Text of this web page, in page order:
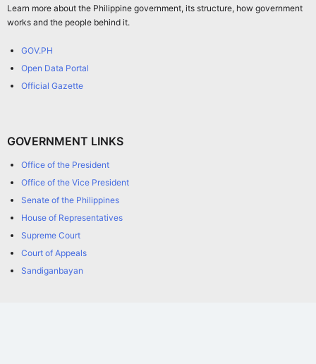
Learn more about the Philippine government, its structure, how government
works and the people behind it.
GOV.PH
Open Data Portal
Official Gazette
GOVERNMENT LINKS
Office of the President
Office of the Vice President
Senate of the Philippines
House of Representatives
Supreme Court
Court of Appeals
Sandiganbayan